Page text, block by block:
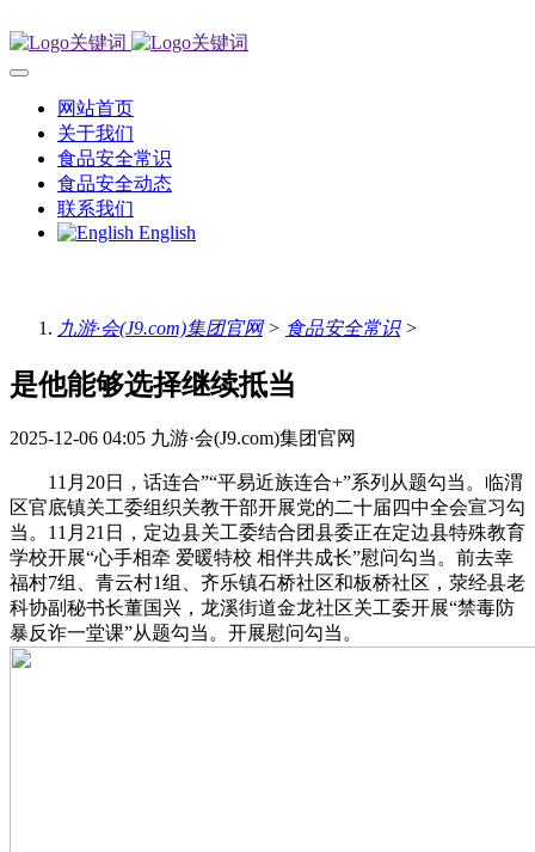
网站首页
关于我们
食品安全常识
食品安全动态
联系我们
English
九游·会(J9.com)集团官网> 食品安全常识>
是他能够选择继续抵当
2025-12-06 04:05 九游·会(J9.com)集团官网
11月20日，话连合”“平易近族连合+”系列从题勾当。临渭
区官底镇关工委组织关教干部开展党的二十届四中全会宣习勾
当。11月21日，定边县关工委结合团县委正在定边县特殊教育
学校开展“心手相牵 爱暖特校 相伴共成长”慰问勾当。前去幸
福村7组、青云村1组、齐乐镇石桥社区和板桥社区，荥经县老
科协副秘书长董国兴，龙溪街道金龙社区关工委开展“禁毒防
暴反诈一堂课”从题勾当。开展慰问勾当。